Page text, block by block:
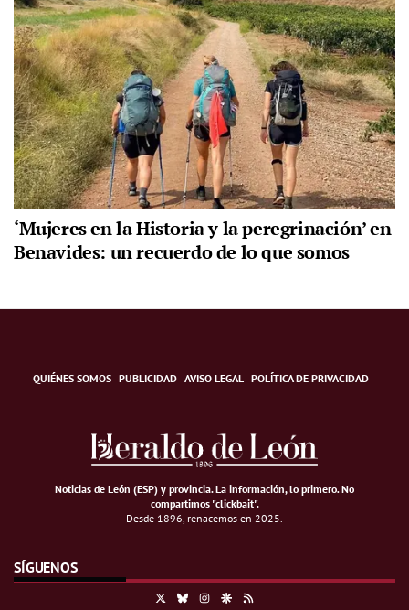
‘Mujeres en la Historia y la peregrinación’ en
Benavides: un recuerdo de lo que somos
QUIÉNES SOMOS PUBLICIDAD AVISO LEGAL POLÍTICA DE PRIVACIDAD
Noticias de León (ESP) y provincia. La información, lo primero.No
compartimos "clickbait".
Desde 1896, renacemos en 2025.
SÍGUENOS
BlueskyInstagramGoogle Discover